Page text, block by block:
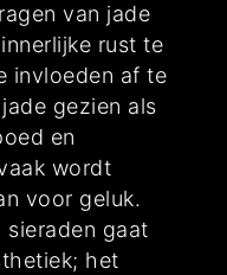
van jade
rust te
invloeden af te
gezien als
en
wordt
voor geluk.
sieraden gaat
het